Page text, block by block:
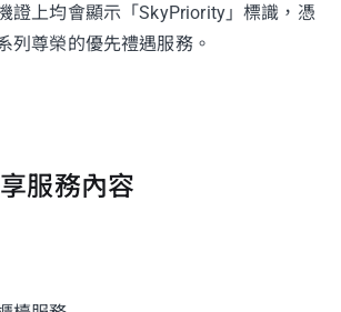
證上均會顯示「SkyPriority」標識，憑
列尊榮的優先禮遇服務。
服務內容